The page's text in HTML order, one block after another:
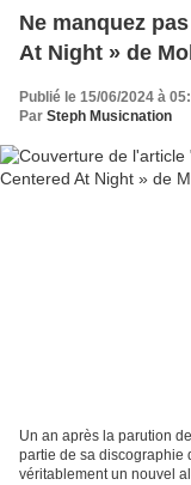
Ne manquez
At Night » de
Publié le 15/06/2024 à
Par Steph Musicnation
Un an après la parution
partie de sa discographie
véritablement un nouvel